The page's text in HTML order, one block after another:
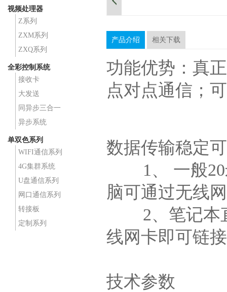
视频处理器
Z系列
ZXM系列
ZXQ系列
全彩控制系统
接收卡
大发送
同异步三合一
异步系统
单双色系列
WIFI通信系列
4G集群系统
U盘通信系列
网口通信系列
转接板
定制系列
产品介绍 相关下载
功能优势：真
点对点通信；
数据传输稳定
1、 一般20
脑可通过无线
2、笔记本直
线网卡即可链
技术参数